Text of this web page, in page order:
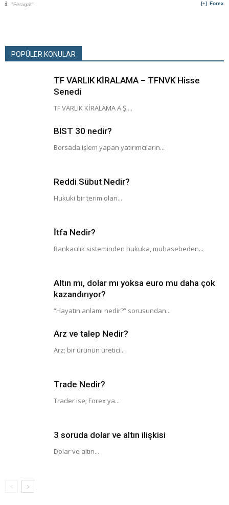
Forex
"Feragat"
POPÜLER KONULAR
TF VARLIK KİRALAMA – TFNVK Hisse
Senedi
TF VARLIK KİRALAMA A.Ş....
BIST 30 nedir?
Borsada işlem yapan yatırımcıların...
Reddi Sübut Nedir?
Hukuki bir terim olan...
İtfa Nedir?
Bankacılık sisteminden hukuka, muhasebeden...
Altın mı, dolar mı yoksa euro mu daha çok
kazandırıyor?
“Hayatın anlamı nedir?” sorusundan...
Arz ve talep Nedir?
Arz; bir ürünün üretici...
Trade Nedir?
Trader ise; Forex ya...
3 soruda dolar ve altın ilişkisi
Dolar ve altın...